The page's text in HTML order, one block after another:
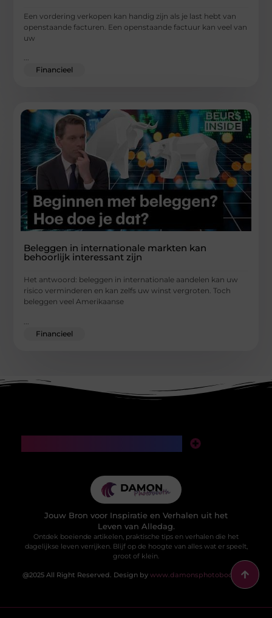
Een vordering verkopen kan handig zijn als je last hebt van
openstaande facturen. Een openstaande factuur kan veel van
uw
...
Financieel
Beleggen in internationale markten kan
behoorlijk interessant zijn
Het antwoord: beleggen in internationale aandelen kan uw
risico verminderen en kan zelfs uw winst vergroten. Toch
beleggen veel Amerikaanse
Financieel
Jouw Bron voor Inspiratie en Verhalen uit het
Leven van Alledag.
Ontdek boeiende artikelen, praktische tips en verhalen die het
dagelijkse leven verrijken. Blijf op de hoogte van alles wat er speelt,
groot of klein.
@2025 All Right Reserved. Design by www.damonsphotobooth.nl.